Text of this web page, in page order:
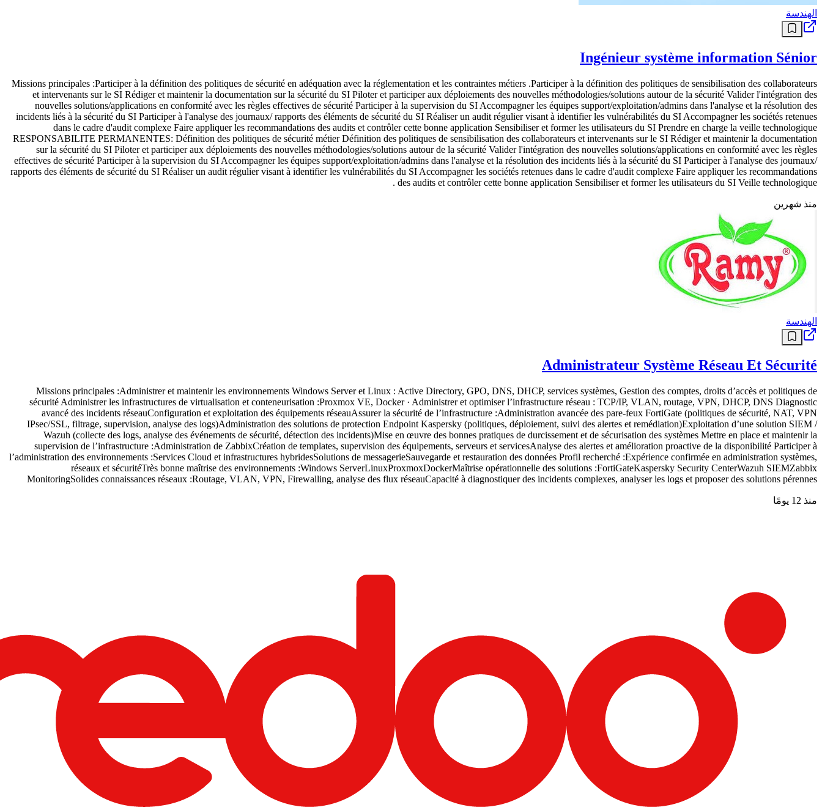
الهندسة
Ingénieur système information Sénior
Missions principales :Participer à la définition des politiques de sécurité en adéquation avec la réglementation et les contraintes métiers .Participer à la définition des politiques de sensibilisation des collaborateurs
et intervenants sur le SI Rédiger et maintenir la documentation sur la sécurité du SI Piloter et participer aux déploiements des nouvelles méthodologies/solutions autour de la sécurité Valider l'intégration des
nouvelles solutions/applications en conformité avec les règles effectives de sécurité Participer à la supervision du SI Accompagner les équipes support/exploitation/admins dans l'analyse et la résolution des
incidents liés à la sécurité du SI Participer à l'analyse des journaux/ rapports des éléments de sécurité du SI Réaliser un audit régulier visant à identifier les vulnérabilités du SI Accompagner les sociétés retenues
dans le cadre d'audit complexe Faire appliquer les recommandations des audits et contrôler cette bonne application Sensibiliser et former les utilisateurs du SI Prendre en charge la veille technologique
RESPONSABILITE PERMANENTES: Définition des politiques de sécurité métier Définition des politiques de sensibilisation des collaborateurs et intervenants sur le SI Rédiger et maintenir la documentation
sur la sécurité du SI Piloter et participer aux déploiements des nouvelles méthodologies/solutions autour de la sécurité Valider l'intégration des nouvelles solutions/applications en conformité avec les règles
effectives de sécurité Participer à la supervision du SI Accompagner les équipes support/exploitation/admins dans l'analyse et la résolution des incidents liés à la sécurité du SI Participer à l'analyse des journaux/
rapports des éléments de sécurité du SI Réaliser un audit régulier visant à identifier les vulnérabilités du SI Accompagner les sociétés retenues dans le cadre d'audit complexe Faire appliquer les recommandations
des audits et contrôler cette bonne application Sensibiliser et former les utilisateurs du SI Veille technologique .
منذ شهرين
الهندسة
Administrateur Système Réseau Et Sécurité
Missions principales :Administrer et maintenir les environnements Windows Server et Linux : Active Directory, GPO, DNS, DHCP, services systèmes, Gestion des comptes, droits d’accès et politiques de
sécurité Administrer les infrastructures de virtualisation et conteneurisation :Proxmox VE, Docker · Administrer et optimiser l’infrastructure réseau : TCP/IP, VLAN, routage, VPN, DHCP, DNS Diagnostic
avancé des incidents réseauConfiguration et exploitation des équipements réseauAssurer la sécurité de l’infrastructure :Administration avancée des pare-feux FortiGate (politiques de sécurité, NAT, VPN
IPsec/SSL, filtrage, supervision, analyse des logs)Administration des solutions de protection Endpoint Kaspersky (politiques, déploiement, suivi des alertes et remédiation)Exploitation d’une solution SIEM /
Wazuh (collecte des logs, analyse des événements de sécurité, détection des incidents)Mise en œuvre des bonnes pratiques de durcissement et de sécurisation des systèmes Mettre en place et maintenir la
supervision de l’infrastructure :Administration de ZabbixCréation de templates, supervision des équipements, serveurs et servicesAnalyse des alertes et amélioration proactive de la disponibilité Participer à
l’administration des environnements :Services Cloud et infrastructures hybridesSolutions de messagerieSauvegarde et restauration des données Profil recherché :Expérience confirmée en administration systèmes,
réseaux et sécuritéTrès bonne maîtrise des environnements :Windows ServerLinuxProxmoxDockerMaîtrise opérationnelle des solutions :FortiGateKaspersky Security CenterWazuh SIEMZabbix
MonitoringSolides connaissances réseaux :Routage, VLAN, VPN, Firewalling, analyse des flux réseauCapacité à diagnostiquer des incidents complexes, analyser les logs et proposer des solutions pérennes
منذ 12 يومًا